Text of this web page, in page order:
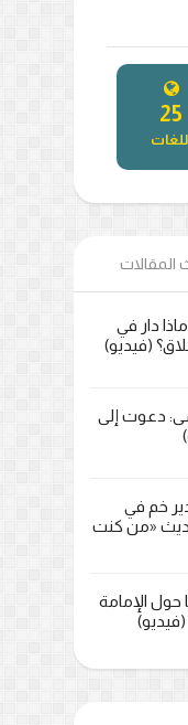
27
المقالات
دار في
(فيديو)
دعوت إلى
خم في
«من كنت
حول الإمامة
(فيديو)